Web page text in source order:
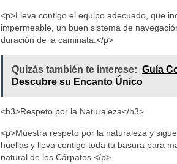
<p>Lleva contigo el equipo adecuado, que
impermeable, un buen sistema de
duración de la caminata.</p>
Quizás también te interese: Guía
Descubre su Encanto Único
<h3>Respeto por la Naturaleza</h3>
<p>Muestra respeto por la naturaleza y
huellas y lleva contigo toda tu basura para
natural de los Cárpatos.</p>